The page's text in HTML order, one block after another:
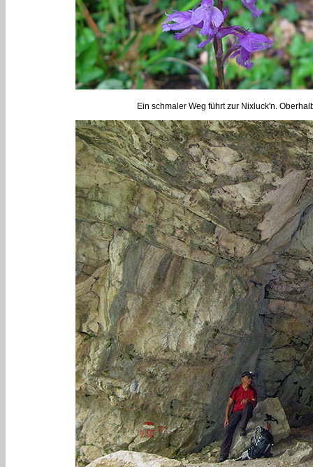
Ein schmaler Weg führt zur Nixluck'n.